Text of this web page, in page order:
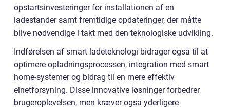
opstartsinvesteringer for installationen af en
ladestander samt fremtidige opdateringer, der måtte
blive nødvendige i takt med den teknologiske udvikling.
Indførelsen af smart ladeteknologi bidrager også til at
optimere opladningsprocessen, integration med smart
home-systemer og bidrag til en mere effektiv
elnetforsyning. Disse innovative løsninger forbedrer
brugeroplevelsen, men kræver også yderligere